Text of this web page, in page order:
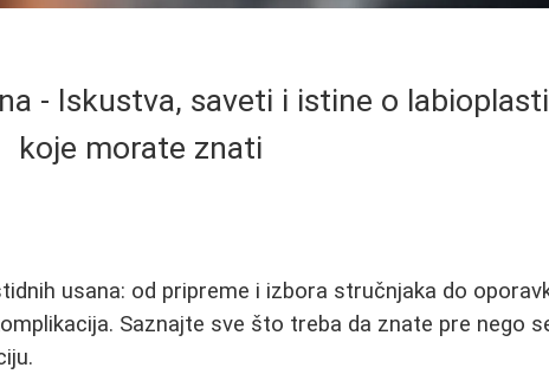
- Iskustva, saveti i istine o
koje morate znati
usana: od pripreme i izbora stručnjaka do
Saznajte sve što treba da znate pre nego